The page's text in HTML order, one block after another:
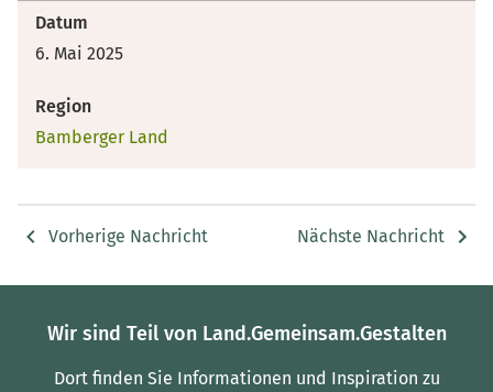
Datum
6. Mai 2025
Region
Bamberger Land
Vorherige Nachricht Nächste Nachricht
Wir sind Teil von Land.Gemeinsam.Gestalten
Dort finden Sie Informationen und Inspiration zu